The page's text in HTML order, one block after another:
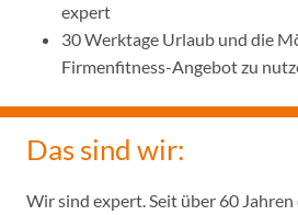
expert
30 Werktage Urlaub und die
Firmenfitness-Angebot zu
Das sind wir:
Wir sind expert. Seit über 60